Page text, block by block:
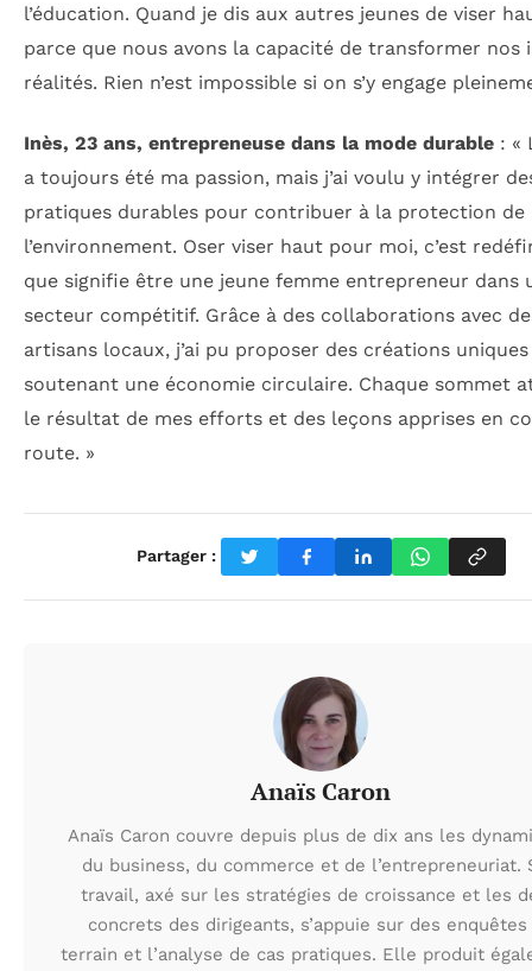
l’éducation. Quand je dis aux autres jeunes de viser
parce que nous avons la capacité de transformer nos
réalités. Rien n’est impossible si on s’y engage
Inès, 23 ans, entrepreneuse dans la mode durable : «
a toujours été ma passion, mais j’ai voulu y intégrer
pratiques durables pour contribuer à la protection de
l’environnement. Oser viser haut pour moi, c’est
que signifie être une jeune femme entrepreneur dans
secteur compétitif. Grâce à des collaborations avec
artisans locaux, j’ai pu proposer des créations
soutenant une économie circulaire. Chaque sommet
le résultat de mes efforts et des leçons apprises en
route. »
Partager :
Anaïs Caron
Anaïs Caron couvre depuis plus de dix ans les
du business, du commerce et de l’entrepreneuriat.
travail, axé sur les stratégies de croissance et les
concrets des dirigeants, s’appuie sur des enquêtes
terrain et l’analyse de cas pratiques. Elle produit